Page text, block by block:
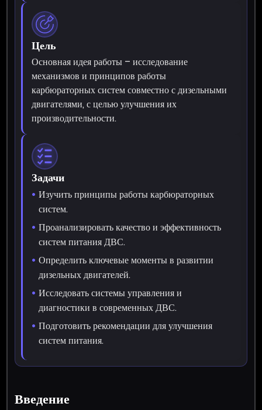
Цель
Основная идея работы – исследование
механизмов и принципов работы
карбюраторных систем совместно с дизельными
двигателями, с целью улучшения их
производительности.
Задачи
Изучить принципы работы карбюраторных
систем.
Проанализировать качество и эффективность
систем питания ДВС.
Определить ключевые моменты в развитии
дизельных двигателей.
Исследовать системы управления и
диагностики в современных ДВС.
Подготовить рекомендации для улучшения
систем питания.
Введение